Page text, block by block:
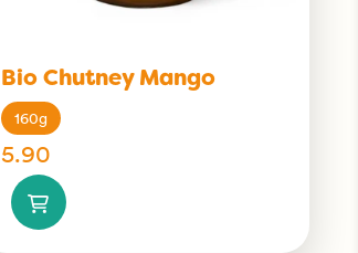
Bio Chutney Mango
160g
5.90